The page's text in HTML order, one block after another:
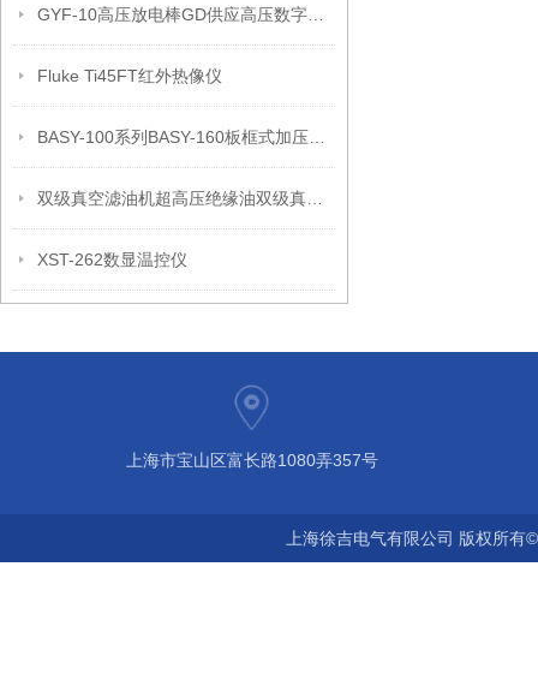
Fluke Ti45FT红外热像仪
XST-262数显温控仪
上海市宝山区富长路1080弄357号
上海徐吉电气有限公司 版权所